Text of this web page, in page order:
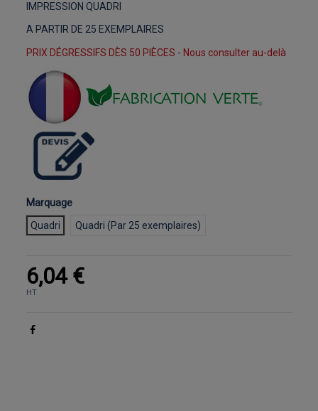
IMPRESSION QUADRI
A PARTIR DE 25 EXEMPLAIRES
PRIX DÉGRESSIFS DÈS 50 PIÈCES - Nous consulter au-delà
Marquage
Quadri
Quadri (Par 25 exemplaires)
6,04 €
HT